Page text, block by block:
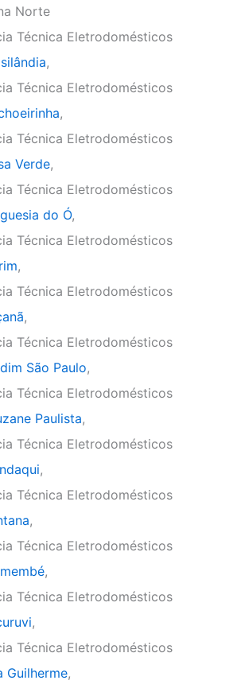
Norte
Técnica Eletrodomésticos
,
Técnica Eletrodomésticos
,
Técnica Eletrodomésticos
Verde,
Técnica Eletrodomésticos
do Ó,
Técnica Eletrodomésticos
,
Técnica Eletrodomésticos
,
Técnica Eletrodomésticos
São Paulo,
Técnica Eletrodomésticos
Paulista,
Técnica Eletrodomésticos
,
Técnica Eletrodomésticos
,
Técnica Eletrodomésticos
,
Técnica Eletrodomésticos
,
Técnica Eletrodomésticos
Guilherme,